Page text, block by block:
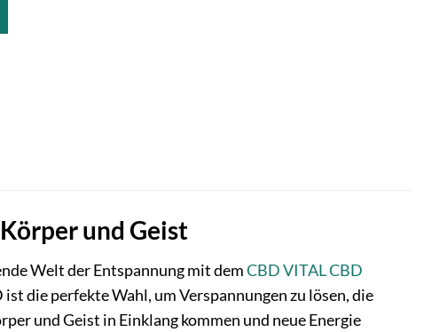
und Geist
Welt der Entspannung mit demCBD VITALCBD
die perfekte Wahl, um Verspannungen zu lösen, die
und Geist in Einklang kommen und neue Energie